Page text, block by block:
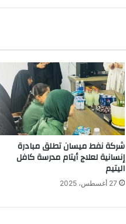
شركة نفط ميسان تطلق مبادرة
إنسانية لعلاج أيتام مدرسة كافل
اليتيم
27 أغسطس، 2025